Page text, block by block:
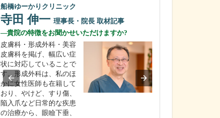
船橋ゆーかりクリニック
寺田 伸一 理事長・院長 取材記事
貴院の特徴をお聞かせいただけますか?
皮膚科・形成外科・美容
皮膚科を掲げ、幅広い症
状に対応していることで
す。形成外科は、私のほ
かに女性医師も在籍して
おり、やけど、すり傷、
陥入爪など日常的な疾患
の治療から、眼瞼下垂、